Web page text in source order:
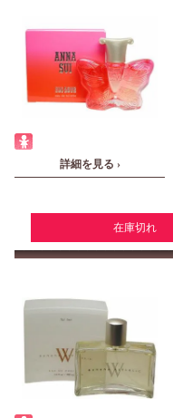
詳細を見る ›
在庫切れ